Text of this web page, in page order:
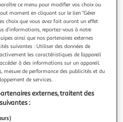
: COFFRET EN 5
ANGLAIS ; TOME 2, A RUDE
; TOME 4, NOUVEAU
D'UNE ERE, Howard
la saga des Cazalet suit
du Sussex de la Grande
bien-aimée dans les
les mariages des uns et les
deuils et les naissances, les
le prix de ce produit ?
le prix
ce menu pour modifier vos choix ou
moment en cliquant sur le lien "Gérer
choix que vous avez fait auront un effet
d’informations, reportez-vous à notre
ainsi que nos partenaires externes
suivantes : Utiliser des données de
les caractéristiques de l’appareil
à des informations sur un appareil.
mesure de performance des publicités et du
de services.
externes, traitent des
: